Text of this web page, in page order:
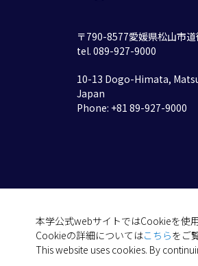
本学公式webサイトではCookieを使
Cookieの詳細についてはこちらをご
This website uses cookies. By
〒790-8577愛媛県松山市
tel. 089-927-9000
10-13 Dogo-Himata,
Japan
Phone: +81 89-927-9000